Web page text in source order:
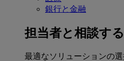
銀行と金融
担当者と相談する
最適なソリューションの